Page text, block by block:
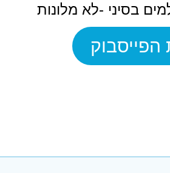
בסיני -לא מלונות